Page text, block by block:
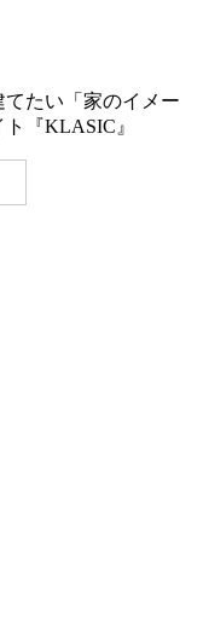
たい「家のイメー
『KLASIC』